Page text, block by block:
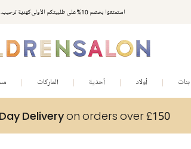
استمتعوا بخصم 10% على طلبيتكم الأولى كهدية ترحيب. سجلوا من هنا
بنات أولاد أحذية الماركات
Deliveryon orders over £150